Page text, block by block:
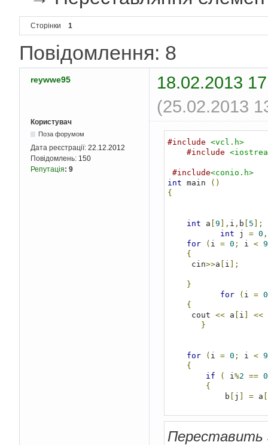
Сторінки 1
Повідомлення: 8
reywwe95
18.02.2013
(25.02.2013
Користувач
Поза форумом
Дата реєстрації: 22.12.2012
Повідомлень: 150
Репутація: 9
#include <vcl.h>
#include
#include<conio.h>
int main
()
{
int a 9 ], i , b 5 ];
int j = 0 ,
for
( i = 0 ; i < 9
{
     cin
>>a i ];
}
for
( i = 0
{
     cout
<< a i <<
}
for ( i = 0 ; i < 9
{
if
( i%2 == 0
{
            b
j = a
            j
++;
}
Переставить